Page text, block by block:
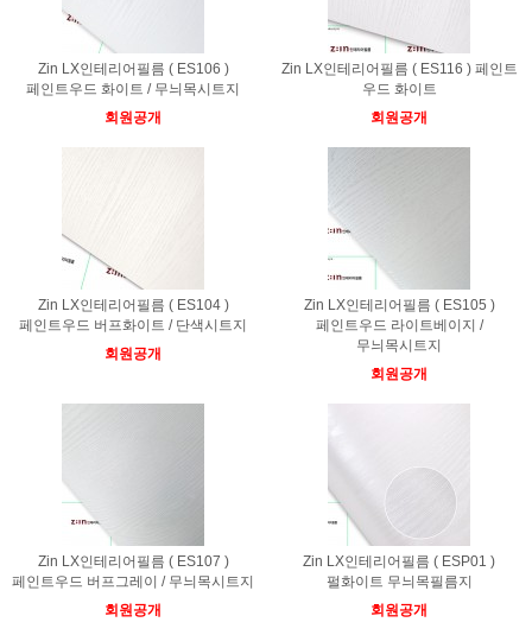
Zin LX인테리어필름 ( ES106 )
페인트우드 화이트 / 무늬목시트지
회원공개
Zin LX인테리어필름 ( ES116 ) 페인트
우드 화이트
회원공개
Zin LX인테리어필름 ( ES104 )
페인트우드 버프화이트 / 단색시트지
회원공개
Zin LX인테리어필름 ( ES105 )
페인트우드 라이트베이지 /
무늬목시트지
회원공개
Zin LX인테리어필름 ( ES107 )
페인트우드 버프그레이 / 무늬목시트지
회원공개
Zin LX인테리어필름 ( ESP01 )
펄화이트 무늬목필름지
회원공개